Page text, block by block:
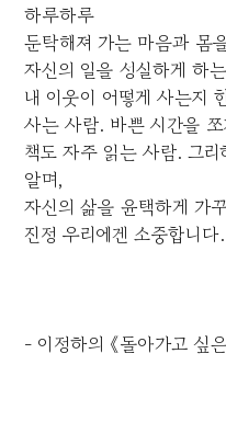
하루하루
둔탁해져 가는 마음과 몸
자신의 일을 성실하게 하
내 이웃이 어떻게 사는지
사는 사람. 바쁜 시간을
책도 자주 읽는 사람. 그
알며,
자신의 삶을 윤택하게 가
진정 우리에겐 소중합니다.
- 이정하의 《돌아가고 싶